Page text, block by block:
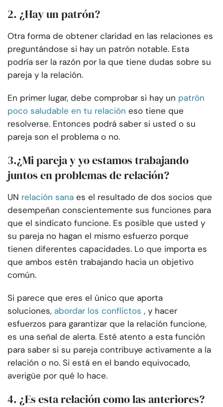
2. ¿Hay un patrón?
Otra forma de obtener claridad en las relaciones es
preguntándose si hay un patrón notable. Esta
podría ser la razón por la que tiene dudas sobre su
pareja y la relación.
En primer lugar, debe comprobar si hay un patrón
poco saludable en tu relación eso tiene que
resolverse. Entonces podrá saber si usted o su
pareja son el problema o no.
3.¿Mi pareja y yo estamos trabajando
juntos en problemas de relación?
UN relación sana es el resultado de dos socios que
desempeñan conscientemente sus funciones para
que el sindicato funcione. Es posible que usted y
su pareja no hagan el mismo esfuerzo porque
tienen diferentes capacidades. Lo que importa es
que ambos estén trabajando hacia un objetivo
común.
Si parece que eres el único que aporta
soluciones, abordar los conflictos , y hacer
esfuerzos para garantizar que la relación funcione,
es una señal de alerta. Esté atento a esta función
para saber si su pareja contribuye activamente a la
relación o no. Si está en el bando equivocado,
averigüe por qué lo hace.
4. ¿Es esta relación como las anteriores?